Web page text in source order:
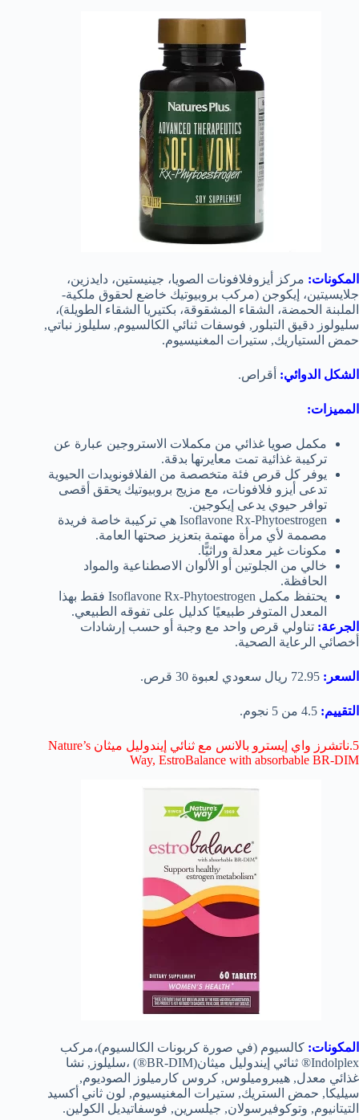
المكونات: مركز أيزوفلافونات الصويا، جينيستين، دايدزين،
جلايسيتين، إيكوجن (مركب بروبيوتيك خاضع لحقوق ملكية-
الملبنة الحمضة، الشقاء المشقوقة، بكتيريا الشقاء الطويلة)،
سليولوز دقيق التبلور, فوسفات ثنائي الكالسيوم, سليلوز نباتي,
حمض الستياريك, ستيرات المغنيسيوم.
الشكل الدوائي: أقراص.
المميزات:
مكمل صويا غذائي من مكملات الاستروجين عبارة عن
تركيبة غذائية تمت معايرتها بدقة.
يوفر كل قرص فئة متخصصة من الفلافونويدات الحيوية
تدعى أيزو فلافونات، مع مزيج بروبيوتيك يحقق أقصى
توافر حيوي يدعى إيكوجين.
Isoflavone Rx-Phytoestrogen هي تركيبة خاصة فريدة
مصممة لأي مرأة مهتمة بتعزيز صحتها العامة.
مكونات غير معدلة وراثيًّا.
خالي من الجلوتين أو الألوان الاصطناعية والمواد
الحافظة.
يحتفظ مكمل Isoflavone Rx-Phytoestrogen فقط بهذا
المعدل المتوفر طبيعيًا كدليل على تفوقه الطبيعي.
الجرعة: تناولي قرص واحد مع وجبة أو حسب إرشادات
أخصائي الرعاية الصحية.
السعر: 72.95 ريال سعودي لعبوة 30 قرص.
التقييم: 4.5 من 5 نجوم.
5.ناتشرز واي إيسترو بالانس مع ثنائي إيندوليل ميثان Nature’s
Way, EstroBalance with absorbable BR-DIM
المكونات: كالسيوم (في صورة كربونات الكالسيوم)،مركب
Indolplex® ثنائي إيندوليل ميثان(BR-DIM®) ،سليلوز, نشا
غذائي معدل, هيبروميلوس, كروس كارميلوز الصوديوم,
سيليكا, حمض الستريك, ستيرات المغنيسيوم, لون ثاني أكسيد
التيتانيوم, وتوكوفيرسولان, جيلسرين, فوسفاتيديل الكولين.